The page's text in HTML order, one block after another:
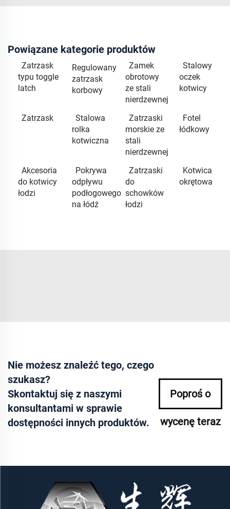
Powiązane kategorie produktów
Zatrzask
typu toggle
latch
Regulowany
zatrzask
korbowy
Zamek
obrotowy
ze stali
nierdzewnej
Stalowy
oczek
kotwicy
Zatrzask
Stalowa
rolka
kotwiczna
Zatrzaski
morskie ze
stali
nierdzewnej
Fotel
łódkowy
Akcesoria
do kotwicy
łodzi
Pokrywa
odpływu
podłogowego
na łódź
Zatrzaski
do
schowków
łodzi
Kotwica
okrętowa
Nie możesz znaleźć tego, czego
szukasz?
Skontaktuj się z naszymi
konsultantami w sprawie
dostępności innych produktów.
Poproś o
wycenę teraz